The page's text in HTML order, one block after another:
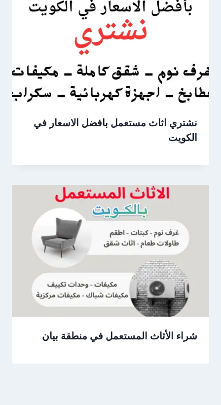
نشتري اثاث مستعمل بافضل الاسعار في
الكويت
شراء الأثاث المستعمل في منطقة بيان